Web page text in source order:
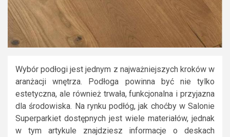
Wybór podłogi jest jednym z najważniejszych kroków w
aranżacji wnętrza. Podłoga powinna być nie tylko
estetyczna, ale również trwała, funkcjonalna i przyjazna
dla środowiska. Na rynku podłóg, jak choćby w Salonie
Superparkiet dostępnych jest wiele materiałów, jednak
w tym artykule znajdziesz informacje o deskach